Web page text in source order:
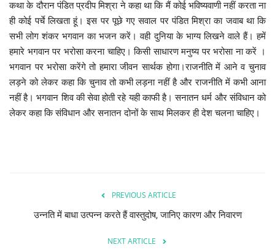
कथा के दौरान पंडित प्रदीप मिश्रा ने कहा था कि मैं कोई भविष्यवाणी नहीं करता ना
ही कोई पर्चे लिखता हूं। इस पर पूछे गए सवाल पर पंडित मिश्रा का जवाब था कि
सभी लोग शंकर भगवान का भजन करें। वही दुनिया के भाग्य लिखने वाले हैं। हमें
हमारे भगवान पर भरोसा करना चाहिए। किसी साधारण मनुष्य पर भरोसा ना करें ।
भगवान पर भरोसा करेंगे तो हमारा जीवन सार्थक होगा।राजनीति में आने व चुनाव
लड़ने को लेकर कहा कि चुनाव तो कभी लड़ना नहीं है और राजनीति में कभी आना
नहीं है। भगवान शिव की सेवा होती रहे यही काफी है। सनातन धर्म और संविधान को
लेकर कहा कि संविधान और सनातन दोनों के साथ मिलकर ही देश चलना चाहिए।
PREVIOUS ARTICLE
उन्नति में बाधा उत्पन्न करते हैं वास्तुदोष, जानिए कारण और निवारण
NEXT ARTICLE